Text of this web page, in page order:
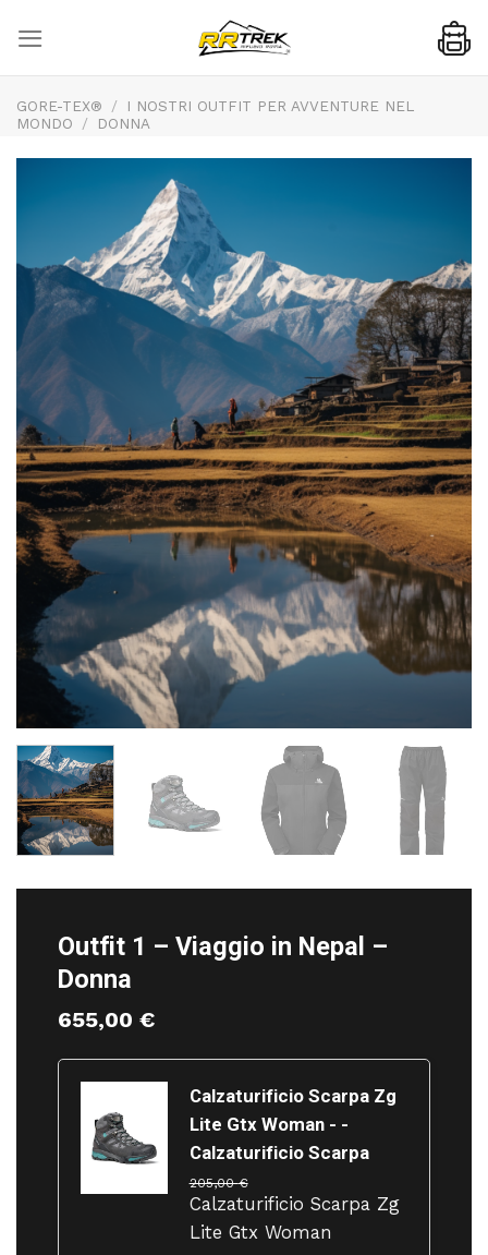
content
GORE-TEX® /
I NOSTRI OUTFIT PER AVVENTURE NEL
MONDO
/ DONNA
Outfit 1 – Viaggio in Nepal –
Donna
655,00 €
Calzaturificio Scarpa Zg
Lite Gtx Woman - -
Calzaturificio Scarpa
205,00€
Calzaturificio Scarpa Zg
Lite Gtx Woman